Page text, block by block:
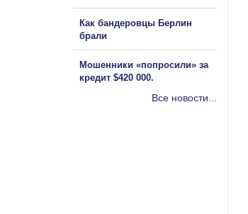
Как бандеровцы Берлин
брали
Мошенники «попросили» за
кредит $420 000.
Все новости...